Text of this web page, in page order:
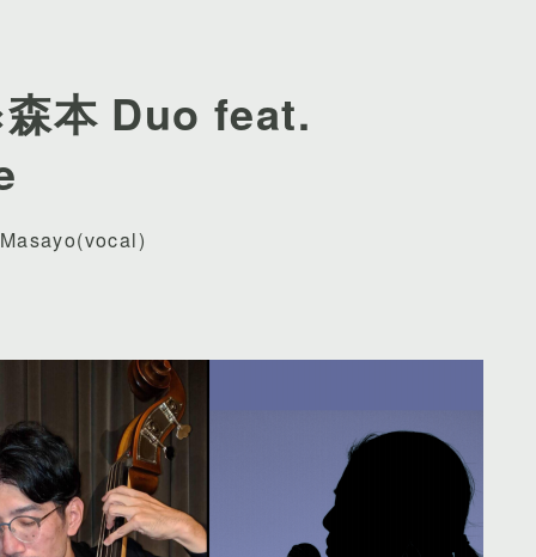
本 Duo feat.